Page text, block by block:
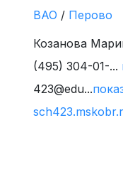
ВАО / Перово
Козанова
(495) 304-01-...
423@edu...